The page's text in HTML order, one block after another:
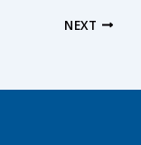
NEXT